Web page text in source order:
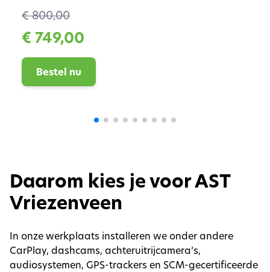
€ 800,00
€ 749,00
Bestel nu
Daarom kies je voor AST
Vriezenveen
In onze werkplaats installeren we onder andere
CarPlay, dashcams, achteruitrijcamera’s,
audiosystemen, GPS-trackers en SCM-gecertificeerde